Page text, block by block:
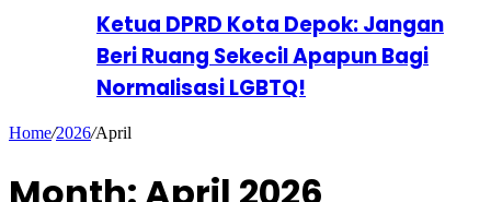
Ketua DPRD Kota Depok: Jangan
Beri Ruang Sekecil Apapun Bagi
Normalisasi LGBTQ!
Home/2026/April